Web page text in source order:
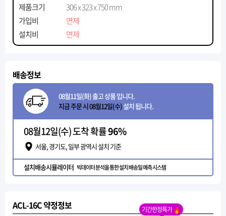
제품크기
306 x 323 x 750 mm
가입비
면제
설치비
면제
배송정보
08월11일(화) 출고 상품 입니다.
지금 주문 시 08월12일(수)설치 됩니다.
08월12일(수) 도착 확률96%
서울, 경기도, 일부 광역시 설치 기준
설치배송시뮬레이터 빅데이터 분석을 통한 설치 배송일 예측 시스템
ACL-16C 약정정보 기간한정특가